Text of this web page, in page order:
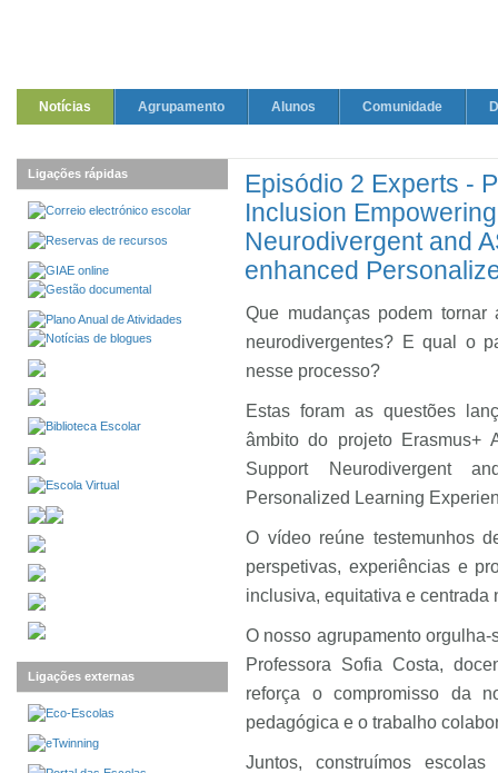
Notícias Agrupamento Alunos Comunidade
Episódio 2 Experts -
Inclusion
Neurodivergent and
enhanced
Que mudanças podem
neurodivergentes? E qual o
nesse processo?
Estas foram as questões
âmbito do projeto Erasmus+
Support Neurodivergent
Personalized Learning
O vídeo reúne testemunhos
perspetivas, experiências e
inclusiva, equitativa e
O nosso agrupamento
Professora Sofia Costa,
reforça o compromisso da
pedagógica e o trabalho
Juntos, construímos
Ligações rápidas
Ligações externas